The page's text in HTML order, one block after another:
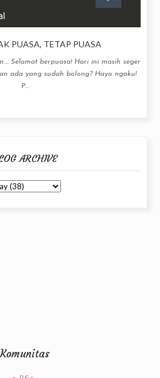
PUASA, TETAP PUASA
Selamat berpuasa! Hari ini masih seger
ada yang sudah bolong? Hayo ngaku!
P...
ARCHIVE
Komunitas